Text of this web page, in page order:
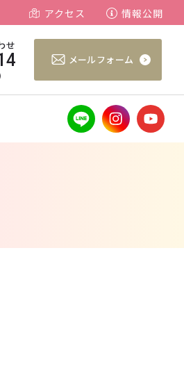
アクセス 情報公開
せ
メールフォーム